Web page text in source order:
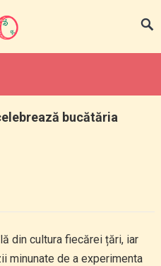
bucătăria
din cultura fiecărei țări, iar
minunate de a experimenta